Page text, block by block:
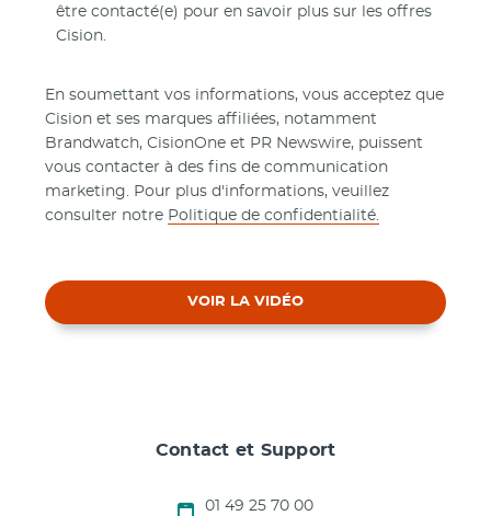
être contacté(e) pour en savoir plus sur les offres
Cision.
En soumettant vos informations, vous acceptez que
Cision et ses marques affiliées, notamment
Brandwatch, CisionOne et PR Newswire, puissent
vous contacter à des fins de communication
marketing. Pour plus d'informations, veuillez
consulter notre Politique de confidentialité.
VOIR LA VIDÉO
Contact et Support
01 49 25 70 00